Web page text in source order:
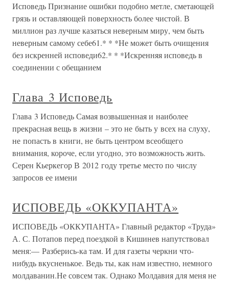
Исповедь Признание ошибки подобно метле, сметающей
грязь и оставляющей поверхность более чистой. В
миллион раз лучше казаться неверным миру, чем быть
неверным самому себе61.* * *Не может быть очищения
без искренней исповеди62.* * *Искренняя исповедь в
соединении с обещанием
Глава 3 Исповедь
Глава 3 Исповедь Самая возвышенная и наиболее
прекрасная вещь в жизни – это не быть у всех на слуху,
не попасть в книги, не быть центром всеобщего
внимания, короче, если угодно, это возможность жить.
Серен Кьеркегор В 2012 году третье место по числу
запросов ее имени
ИСПОВЕДЬ «ОККУПАНТА»
ИСПОВЕДЬ «ОККУПАНТА» Главный редактор «Труда»
А. С. Потапов перед поездкой в Кишинев напутствовал
меня:— Разберись-ка там. И для газеты черкни что-
нибудь вкусненькое. Ведь ты, как нам известно, немного
молдаванин.Не совсем так. Однако Молдавия для меня не